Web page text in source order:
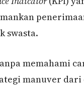
swasta.
memahami
manuver